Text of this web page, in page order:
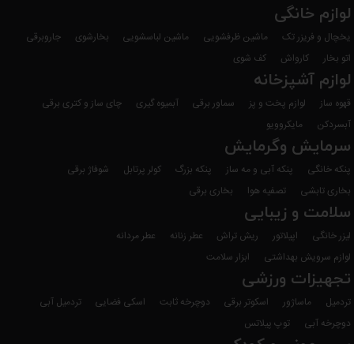
لوازم خانگی
یخچال و فریزر تک ماشین ظرفشویی ماشین لباسشویی بخارشوی
جاروبرقی
اتو بخار
کارواش کف شوی
لوازم آشپزخانه
قهوه ساز لوازم پخت و پز سماور برقی آبمیوه گیری
چای ساز و کتری برقی
آبسردکن
مایکروویو
سرمایش وگرمایش
پنکه خانگی پنکه آبی و مه ساز پنکه بزرگ کولر پرتابل
شوفاژ برقی
بخاری تابشی
تصفیه هوا بخاری برقی
سلامت و زیبایی
لیزر خانگی اپیلاتور ریش تراش عطر زنانه
عطر مردانه
لوازم سرویش بهداشتی
ابزار سلامت
تجهیزات ورزشی
تردمیل ماساژور اسکوتر برقی دوچرخه ثابت اسکی فضایی
تردمیل آبی
دوچرخه آبی
توپ پیلاتس